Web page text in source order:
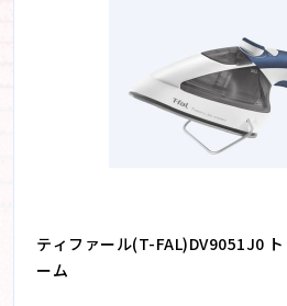
ティファール(T-FAL)DV9051J0
ーム